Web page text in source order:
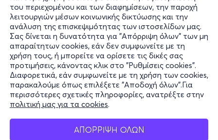
του περιεχομένου και των διαφημίσεων, την παροχή
λειτουργιών μέσων κοινωνικής δικτύωσης και την
ανάλυση της επισκεψιμότητας των ιστοσελίδων μας.
Σας δίνεται η δυνατότητα για "Απόρριψη όλων" των μη
απαραίτητων cookies, εάν δεν συμφωνείτε με τη
χρήση τους, ή μπορείτε να ορίσετε τις δικές σας
προτιμήσεις, κάνοντας κλικ στο "Ρυθμίσεις cookies".
Διαφορετικά, εάν συμφωνείτε με τη χρήση των cookies,
παρακαλούμε όπως επιλέξετε "Αποδοχή όλων".Για
περισσότερες σχετικές πληροφορίες, ανατρέξτε στην
πολιτική μας για τα cookies.
ΑΠΟΡΡΙΨΗ ΟΛΩΝ
Πληροφορίες
Υποστήριξη
Stay Connected
Mobile app